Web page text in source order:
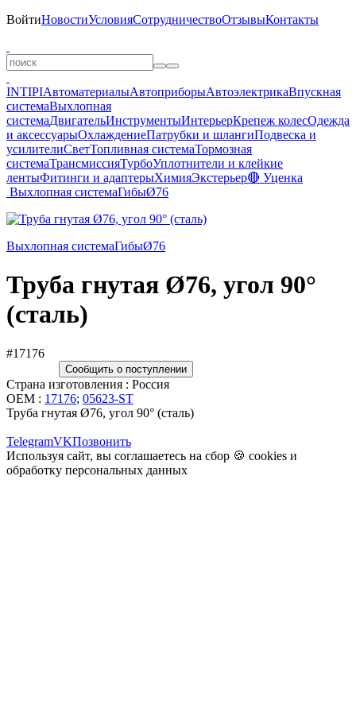
ВойтиНовостиУсловияСотрудничествоОтзывыКонтакты
INTIPIАвтоматериалыАвтоприборыАвтоэлектрикаВпускная
системаВыхлопная
системаДвигательИнструментыИнтерьерКрепеж колесОдежда
и аксессуарыОхлаждениеПатрубки и шлангиПодвеска и
усилителиСветТопливная системаТормозная
системаТрансмиссияТурбоУплотнители и клейкие
лентыФитинги и адаптерыХимияЭкстерьер🔴 Уценка
Выхлопная системаГибыØ76
Выхлопная системаГибыØ76
Труба гнутая Ø76, угол 90°
(сталь)
#17176
Сообщить о поступлении
Страна изготовления : Россия
OEM : 17176; 05623-ST
Труба гнутая Ø76, угол 90° (сталь)
TelegramVKПозвонить
Используя сайт, вы соглашаетесь на сбор 🍪 cookies и
обработку персональных данных